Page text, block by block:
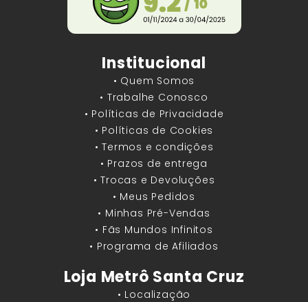
Institucional
• Quem Somos
• Trabalhe Conosco
• Políticas de Privacidade
• Políticas de Cookies
• Termos e condições
• Prazos de entrega
• Trocas e Devoluções
• Meus Pedidos
• Minhas Pré-Vendas
• Fãs Mundos Infinitos
• Programa de Afiliados
Loja Metrô Santa Cruz
• Localização